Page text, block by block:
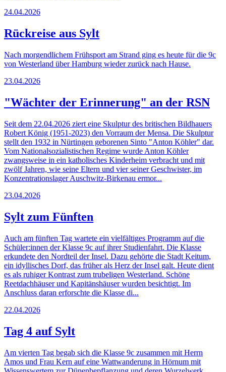
24.04.2026
Rückreise aus Sylt
Nach morgendlichem Frühsport am Strand ging es heute für die 9c
von Westerland über Hamburg wieder zurück nach Hause.
23.04.2026
"Wächter der Erinnerung" an der RSN
Seit dem 22.04.2026 ziert eine Skulptur des britischen Bildhauers
Robert König (1951-2023) den Vorraum der Mensa. Die Skulptur
stellt den 1932 in Nürtingen geborenen Sinto "Anton Köhler" dar.
Vom Nationalsozialistischen Regime wurde Anton Köhler
zwangsweise in ein katholisches Kinderheim verbracht und mit
zwölf Jahren, wie seine Eltern und vier seiner Geschwister, im
Konzentrationslager Auschwitz-Birkenau ermor...
23.04.2026
Sylt zum Fünften
Auch am fünften Tag wartete ein vielfältiges Programm auf die
Schüler:innen der Klasse 9c auf ihrer Studienfahrt. Die Klasse
erkundete den Nordteil der Insel. Dazu gehörte die Stadt Keitum,
ein idyllisches Dorf, das früher als Herz der Insel galt. Heute dient
es als ruhiger Kontrast zum trubeligen Westerland. Schöne
Reetdachhäuser und Kapitänshäuser wurden besichtigt. Im
Anschluss daran erforschte die Klasse di...
22.04.2026
Tag 4 auf Sylt
Am vierten Tag begab sich die Klasse 9c zusammen mit Herrn
Amos und Frau Kern auf eine Wattwanderung in Hörnum mit